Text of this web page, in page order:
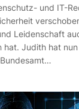
und IT-
Leidenschaft
hat. Judith hat